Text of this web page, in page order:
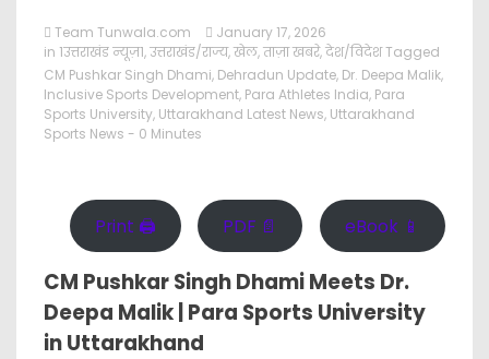
Team Tunwala.com
January 17, 2026
in 1उत्तराखंड न्यूज़1,उत्तराखंड/राज्य,खेल,ताज़ा खबरे,देश/विदेशTagged
CM Pushkar Singh Dhami, Dehradun Update, Dr. Deepa Malik,
Inclusive Sports Development, Para Athletes India, Para
Sports University, Uttarakhand Latest News, Uttarakhand
Sports News - 0 Minutes
Print 🖨 PDF 📄 eBook 📱
CM Pushkar Singh Dhami Meets Dr.
Deepa Malik | Para Sports University
in Uttarakhand